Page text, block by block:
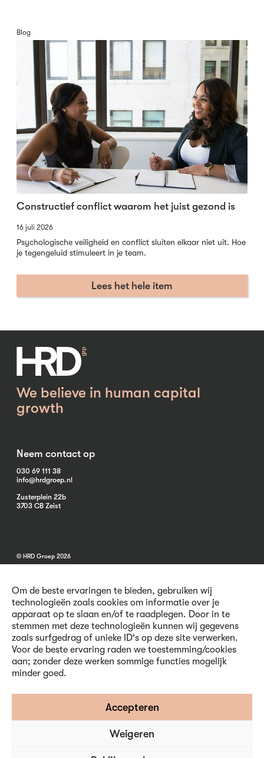
Om de beste ervaringen te bieden, gebruiken wij
technologieën zoals cookies om informatie over je
apparaat op te slaan en/of te raadplegen. Door in te
stemmen met deze technologieën kunnen wij gegevens
zoals surfgedrag of unieke ID's op deze site verwerken.
Voor de beste ervaring raden we toestemming/cookies
aan; zonder deze werken sommige functies mogelijk
minder goed.
Accepteren
Weigeren
Blog
Constructief conflict waarom het juist gezond is
16 juli 2026
Psychologische veiligheid en conflict sluiten elkaar niet uit. Hoe
je tegengeluid stimuleert in je team.
Lees het hele item
We believe in human capital
growth
Neem contact op
030 69 111 38
info@hrdgroep.nl
Zusterplein 22b
3703 CB Zeist
© HRD Groep 2026
Algemene informatie
Contact
Voorwaarden
Privacy en Cookies
Volg ons
Inschrijven nieuwsbrief